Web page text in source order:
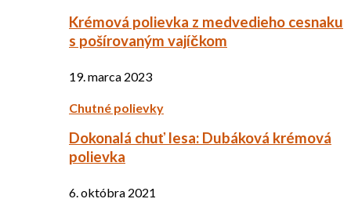
Krémová polievka z medvedieho cesnaku
s pošírovaným vajíčkom
19. marca 2023
Chutné polievky
Dokonalá chuť lesa: Dubáková krémová
polievka
6. októbra 2021